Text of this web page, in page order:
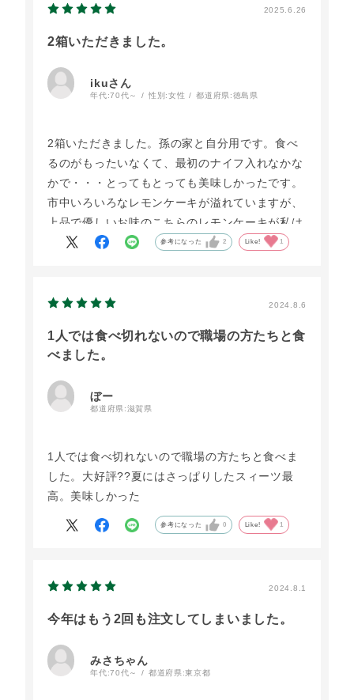
2025.6.26
2箱いただきました。
ikuさん
年代:70代～ 性別:女性 都道府県:徳島県
2箱いただきました。孫の家と自分用です。食べ
るのがもったいなくて、最初のナイフ入れなかな
かで・・・とってもとっても美味しかったです。
市中いろいろなレモンケーキが溢れていますが、
上品で優しいお味のこちらのレモンケーキが私は
最高だと思いますよ！参考になった 2 Like! 1
2024.8.6
1人では食べ切れないので職場の方たちと食
べました。
ぼー
都道府県:滋賀県
1人では食べ切れないので職場の方たちと食べま
した。大好評??夏にはさっぱりしたスィーツ最
高。美味しかった
参考になった 0 Like! 1
2024.8.1
今年はもう2回も注文してしまいました。
みさちゃん
年代:70代～ 都道府県:東京都